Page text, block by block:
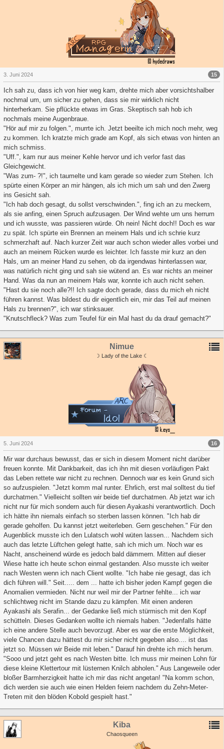
15
3. Juni 2024
Ich sah zu, dass ich von hier weg kam, drehte mich aber vorsichtshalber
nochmal um, um sicher zu gehen, dass sie mir wirklich nicht
hinterherkam. Sie pflückte etwas im Gras. Skeptisch sah hob ich
nochmals meine Augenbraue.
"Hör auf mir zu folgen.", murrte ich. Jetzt beeilte ich mich noch mehr, weg
zu kommen. Ich kratzte mich grade am Kopf, als sich etwas von hinten an
mich schmiss.
"Uff.", kam nur aus meiner Kehle hervor und ich verlor fast das
Gleichgewicht.
"Was zum- ?!", ich taumelte und kam gerade so wieder zum Stehen. Ich
spürte einen Körper an mir hängen, als ich mich um sah und den Zwerg
ins Gesicht sah.
"Ich hab doch gesagt, du sollst verschwinden.", fing ich an zu meckern,
als sie anfing, einen Spruch aufzusagen. Der Wind wehte um uns herrum
und ich wusste, was passieren würde. Oh nein! Nicht doch!! Doch es war
zu spät. Ich spürte ein Brennen an meinem Hals und ich schrie kurz
schmerzhaft auf. Nach kurzer Zeit war auch schon wieder alles vorbei und
auch an meinem Rücken wurde es leichter. Ich fasste mir kurz an den
Hals, um an meiner Hand zu sehen, ob da irgendwas hinterlassen war,
was natürlich nicht ging und sah sie wütend an. Es war nichts an meiner
Hand. Was da nun an meinem Hals war, konnte ich auch nicht sehen.
"Hast du sie noch alle?!! Ich sagte doch gerade, dass du mich eh nicht
führen kannst. Was bildest du dir eigentlich ein, mir das Teil auf meinen
Hals zu brennen?", ich war stinksauer.
"Knutschfleck? Was zum Teufel für ein Mal hast du da drauf gemacht?"
Nimue
☽ Lady of the Lake ☾
16
5. Juni 2024
Mir war durchaus bewusst, das er sich in diesem Moment nicht darüber
freuen konnte. Mit Dankbarkeit, das ich ihn mit diesen vorläufigen Pakt
das Leben rettete war nicht zu rechnen. Dennoch war es kein Grund sich
so aufzuspielen. "Jetzt komm mal runter. Ehrlich, erst mal solltest du tief
durchatmen." Vielleicht sollten wir beide tief durchatmen. Ab jetzt war ich
nicht nur für mich sondern auch für diesen Ayakashi verantwortlich. Doch
ich hätte ihn niemals einfach so sterben lassen können. "Ich hab dir
gerade geholfen. Du kannst jetzt weiterleben. Gern geschehen." Für den
Augenblick musste ich den Lulatsch wohl wüten lassen... Nachdem sich
auch das letzte Lüftchen gelegt hatte, sah ich mich um. Noch war es
Nacht, anscheinend würde es jedoch bald dämmern. Mitten auf dieser
Wiese hatte ich heute schon einmal gestanden. Also musste ich weiter
nach Westen wenn ich nach Client wollte. "Ich habe nie gesagt, das ich
dich führen will." Seit..... dem ... hatte ich bisher jeden Kampf gegen die
Anomalien vermieden. Nicht nur weil mir der Partner fehlte... ich war
schlichtweg nicht im Stande dazu zu kämpfen. Mit einen anderen
Ayakashi als Serafin... der Gedanke ließ mich stürmisch mit den Kopf
schütteln. Dieses Gedanken wollte ich niemals haben. "Jedenfalls hätte
ich eine andere Stelle auch bevorzugt. Aber es war die erste Möglichkeit,
viele Chancen dazu hättest du mir sicher nicht gegeben also.... ist das
jetzt so. Müssen wir Beide mit leben." Darauf hin drehte ich mich herum.
"Sooo und jetzt geht es nach Westen bitte. Ich muss mir meinen Lohn für
diese kleine Klettertour mit lüsternen Knilch abholen." Aus Langeweile oder
bloßer Barmherzigkeit hatte ich mir das nicht angetan! "Na komm schon,
dich werden sie auch wie einen Helden feiern nachdem du Zehn-Meter-
Treten mit den blöden Kobold gespielt hast."
Kiba
Chaosqueen